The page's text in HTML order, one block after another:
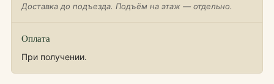
Доставка до подъезда. Подъём на этаж — отдельно.
Оплата
При получении.